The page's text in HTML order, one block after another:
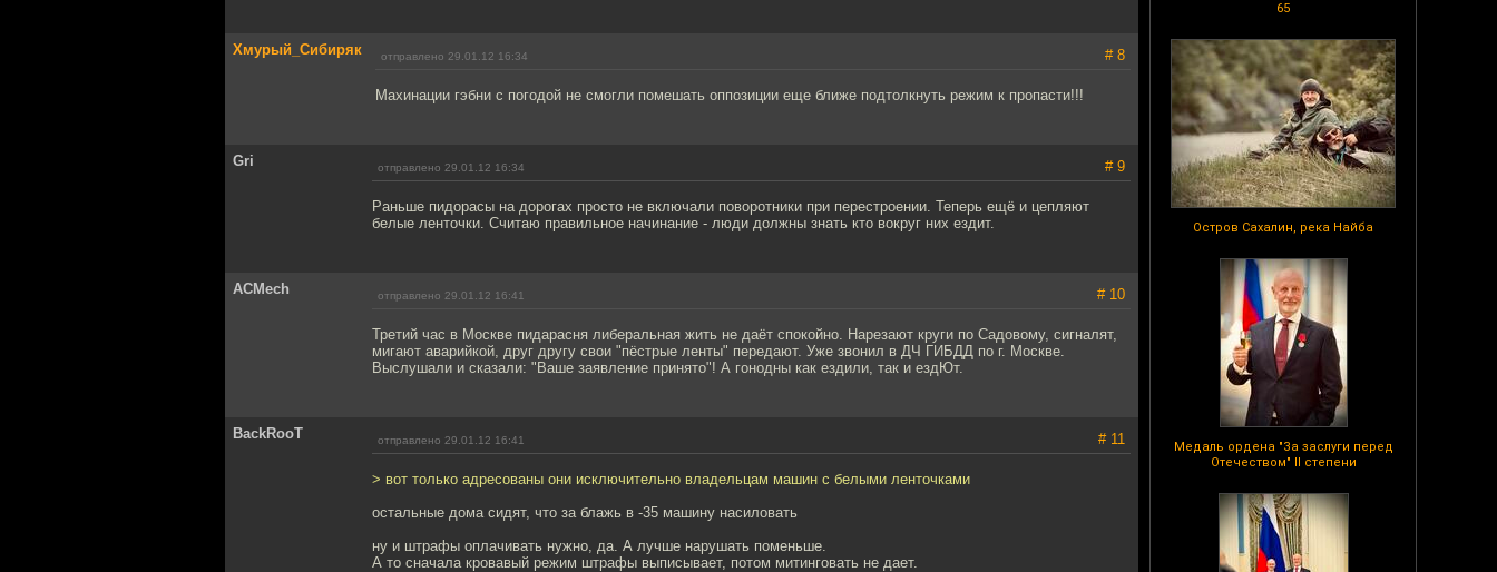
65
Остров Сахалин, река Найба
Медаль ордена "За заслуги перед
Отечеством" II степени
Хмурый_Сибиряк отправлено 29.01.12 16:34 # 8
Махинации гэбни с погодой не смогли помешать оппозиции еще ближе подтолкнуть режим к пропасти!!!
Gri отправлено 29.01.12 16:34 # 9
Раньше пидорасы на дорогах просто не включали поворотники при перестроении. Теперь ещё и цепляют
белые ленточки. Считаю правильное начинание - люди должны знать кто вокруг них ездит.
ACMech отправлено 29.01.12 16:41 # 10
Третий час в Москве пидарасня либеральная жить не даёт спокойно. Нарезают круги по Садовому, сигналят,
мигают аварийкой, друг другу свои "пёстрые ленты" передают. Уже звонил в ДЧ ГИБДД по г. Москве.
Выслушали и сказали: "Ваше заявление принято"! А гонодны как ездили, так и ездЮт.
BackRooT отправлено 29.01.12 16:41 # 11
> вот только адресованы они исключительно владельцам машин с белыми ленточками
остальные дома сидят, что за блажь в -35 машину насиловать
ну и штрафы оплачивать нужно, да. А лучше нарушать поменьше.
А то сначала кровавый режим штрафы выписывает, потом митинговать не дает.